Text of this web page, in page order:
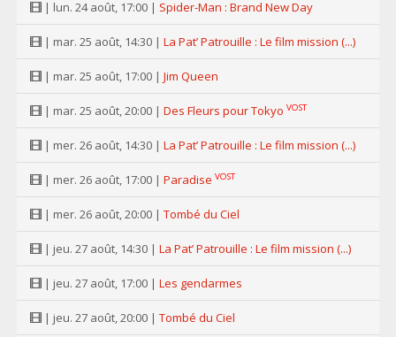
| lun. 24 août, 17:00 | Spider-Man : Brand New Day
| mar. 25 août, 14:30 | La Pat’ Patrouille : Le film mission (...)
| mar. 25 août, 17:00 | Jim Queen
| mar. 25 août, 20:00 | Des Fleurs pour Tokyo VOST
| mer. 26 août, 14:30 | La Pat’ Patrouille : Le film mission (...)
| mer. 26 août, 17:00 | Paradise VOST
| mer. 26 août, 20:00 | Tombé du Ciel
| jeu. 27 août, 14:30 | La Pat’ Patrouille : Le film mission (...)
| jeu. 27 août, 17:00 | Les gendarmes
| jeu. 27 août, 20:00 | Tombé du Ciel